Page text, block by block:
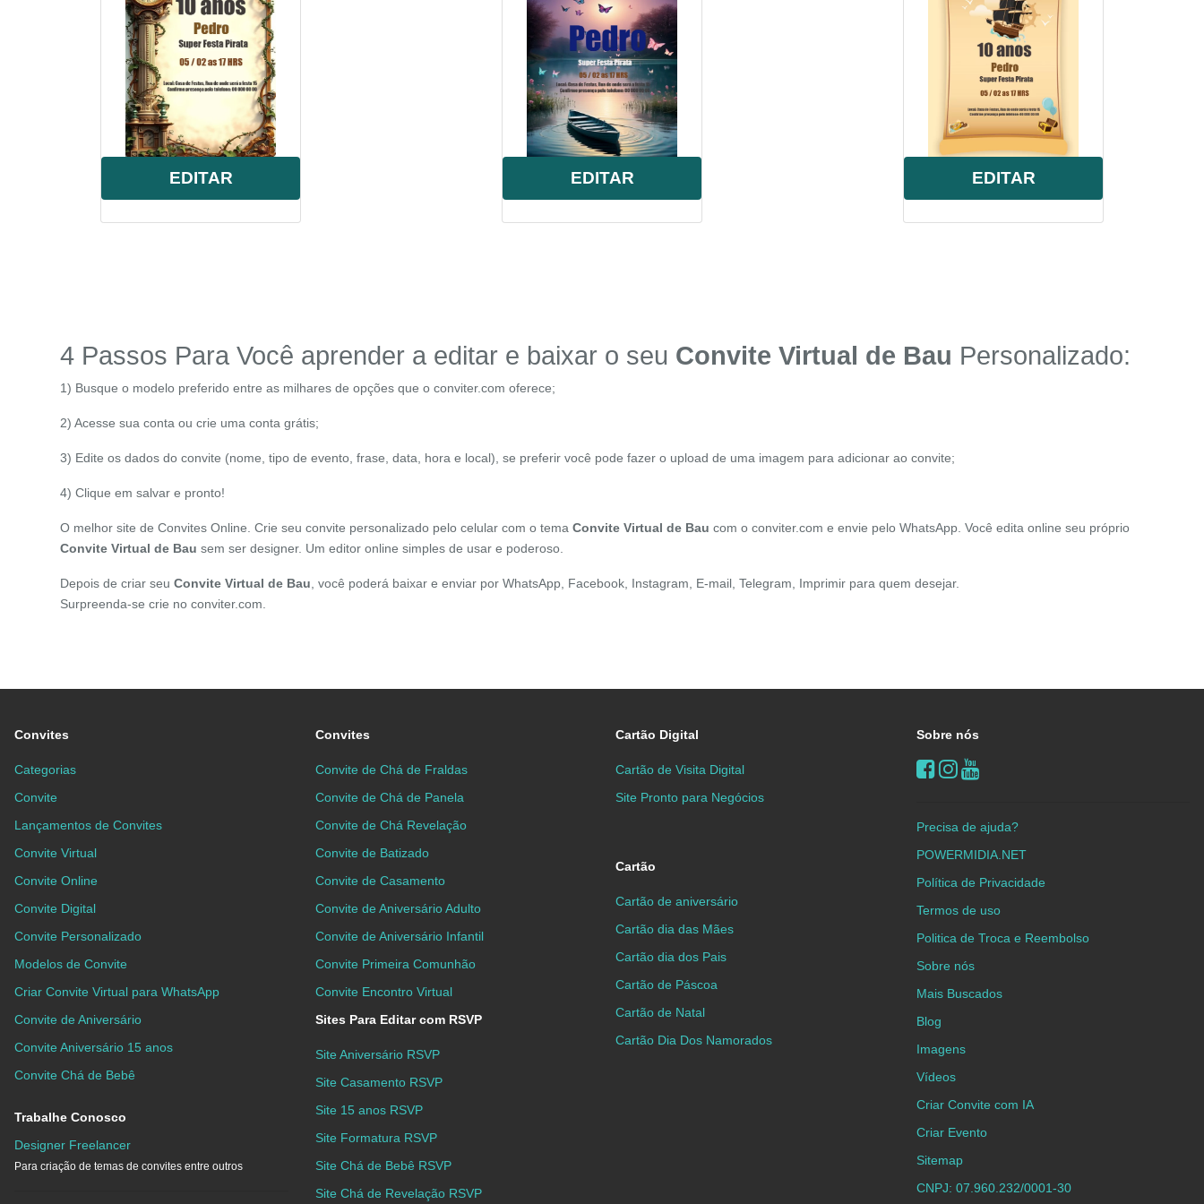
,infantil, celebração comemoração
EDITAR EDITAR EDITAR
4 Passos Para Você aprender a editar e baixar o seu Convite Virtual de Bau Personalizado:
1) Busque o modelo preferido entre as milhares de opções que o conviter.com oferece;
2) Acesse sua conta ou crie uma conta grátis;
3) Edite os dados do convite (nome, tipo de evento, frase, data, hora e local), se preferir você pode fazer o upload de uma imagem para adicionar ao convite;
4) Clique em salvar e pronto!
O melhor site de Convites Online. Crie seu convite personalizado pelo celular com o temaConvite Virtual de Bau com o conviter.com e envie pelo WhatsApp. Você edita online seu próprio
Convite Virtual de Bau sem ser designer. Um editor online simples de usar e poderoso.
Depois de criar seuConvite Virtual de Bau , você poderá baixar e enviar por WhatsApp, Facebook, Instagram, E-mail, Telegram, Imprimir para quem desejar.
Surpreenda-se crie no conviter.com.
Convites
Categorias
Convite
Lançamentos de Convites
Convite Virtual
Convite Online
Convite Digital
Convite Personalizado
Modelos de Convite
Criar Convite Virtual para WhatsApp
Convite de Aniversário
Convite Aniversário 15 anos
Convite Chá de Bebê
Trabalhe Conosco
Designer Freelancer
Para criação de temas de convites entre outros
Convites
Convite de Chá de Fraldas
Convite de Chá de Panela
Convite de Chá Revelação
Convite de Batizado
Convite de Casamento
Convite de Aniversário Adulto
Convite de Aniversário Infantil
Convite Primeira Comunhão
Convite Encontro Virtual
Sites Para Editar com RSVP
Site Aniversário RSVP
Site Casamento RSVP
Site 15 anos RSVP
Site Formatura RSVP
Site Chá de Bebê RSVP
Site Chá de Revelação RSVP
Cartão Digital
Cartão de Visita Digital
Site Pronto para Negócios
Cartão
Cartão de aniversário
Cartão dia das Mães
Cartão dia dos Pais
Cartão de Páscoa
Cartão de Natal
Cartão Dia Dos Namorados
Sobre nós
Precisa de ajuda?
POWERMIDIA.NET
Política de Privacidade
Termos de uso
Politica de Troca e Reembolso
Sobre nós
Mais Buscados
Blog
Imagens
Vídeos
Criar Convite com IA
Criar Evento
Sitemap
CNPJ: 07.960.232/0001-30